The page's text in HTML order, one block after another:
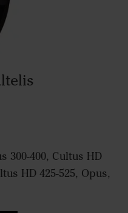
300-400, Cultus HD
HD 425-525, Opus,